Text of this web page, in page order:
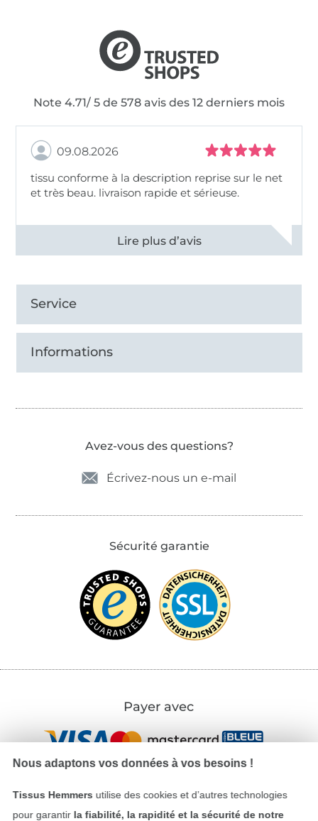
Note 4.71/ 5 de 578 avis des 12 derniers mois
09.08.2026
tissu conforme à la description reprise sur le net
et très beau. livraison rapide et sérieuse.
Voir tous les 11499 commentaires
Service
Informations
Avez-vous des questions?
Écrivez-nous un e-mail
Sécurité garantie
Payer avec
Nous adaptons vos données à vos besoins !
Tissus Hemmers utilise des cookies et d’autres technologies
pour garantir la fiabilité, la rapidité et la sécurité de notre